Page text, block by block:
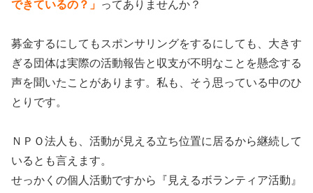
できているの？」 ってありませんか？
募金するにしてもスポンサリングをするにしても、大きす
ぎる団体は実際の活動報告と収支が不明なことを懸念する
声を聞いたことがあります。私も、そう思っている中のひ
とりです。
ＮＰＯ法人も、活動が見える立ち位置に居るから継続して
いるとも言えます。
せっかくの個人活動ですから『見えるボランティア活動』